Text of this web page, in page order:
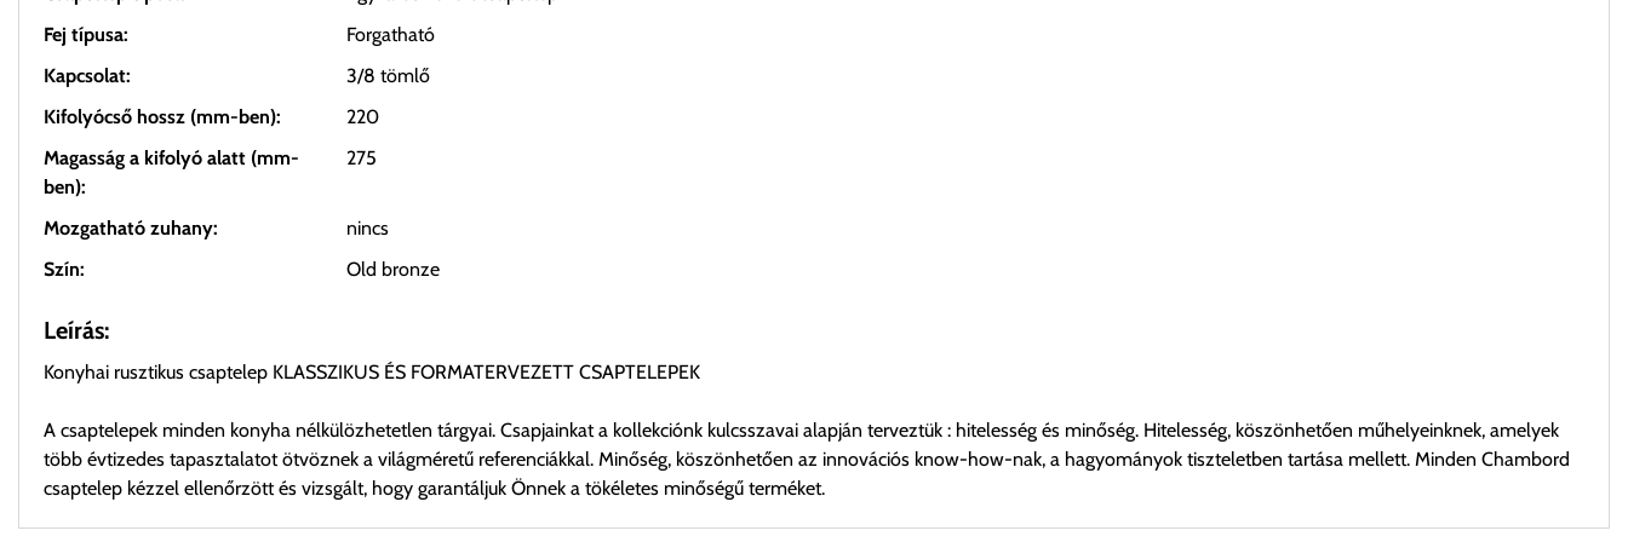
Fej típusa:
Forgatható
Kapcsolat:
3/8 tömlő
Kifolyócső hossz (mm-ben):
220
Magasság a kifolyó alatt (mm-
ben):
275
Mozgatható zuhany:
nincs
Szín:
Old bronze
Leírás:
Konyhai rusztikus csaptelep KLASSZIKUS ÉS FORMATERVEZETT CSAPTELEPEK
A csaptelepek minden konyha nélkülözhetetlen tárgyai. Csapjainkat a kollekciónk kulcsszavai alapján terveztük : hitelesség és minőség. Hitelesség, köszönhetően műhelyeinknek, amelyek
több évtizedes tapasztalatot ötvöznek a világméretű referenciákkal. Minőség, köszönhetően az innovációs know-how-nak, a hagyományok tiszteletben tartása mellett. Minden Chambord
csaptelep kézzel ellenőrzött és vizsgált, hogy garantáljuk Önnek a tökéletes minőségű terméket.